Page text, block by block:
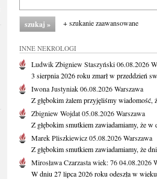
+ szukanie zaawansowane
INNE NEKROLOGI
Ludwik Zbigniew Staszyński06.08.2026
3 sierpnia 2026 roku zmarł w przeddzień
Iwona Justyniak06.08.2026Warszawa
Z głębokim żalem przyjęliśmy wiadomość,
Zbigniew Wojdat05.08.2026Warszawa
Z głębokim smutkiem zawiadamiamy, że w
Marek Pliszkiewicz05.08.2026Warszawa
Z głębokim smutkiem zawiadamiamy, że
Mirosława Czarzastawiek: 7604.08.2026
W dniu 27 lipca 2026 roku odeszła w